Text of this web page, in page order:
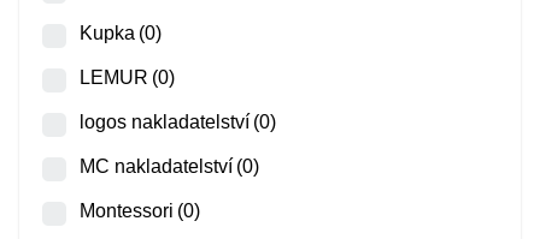
Kupka (0)
LEMUR (0)
logos nakladatelství (0)
MC nakladatelství (0)
Montessori (0)